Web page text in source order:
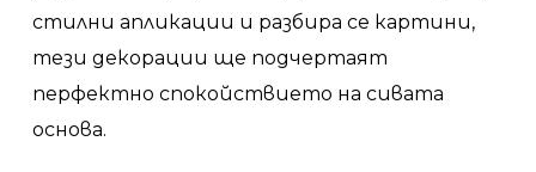
стилни апликации и разбира се картини,
тези декорации ще подчертаят
перфектно спокойствието на сивата
основа.